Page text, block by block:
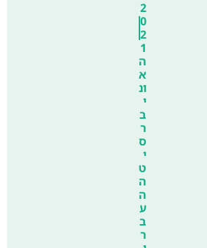
2
0
2
1
ה
א
ונ
י
ב
ר
ס
י
ט
ה
ה
ע
ב
ר